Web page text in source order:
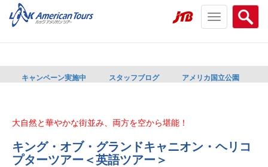
Search
menu
Toggle
navigation
キャンペーン実施中 スタッフブログ アメリカ国立公園
大自然と華やかな街並み、両方を空から堪能！
キング・オブ・グランドキャニオン・ヘリコ
プターツアー＜英語ツアー＞